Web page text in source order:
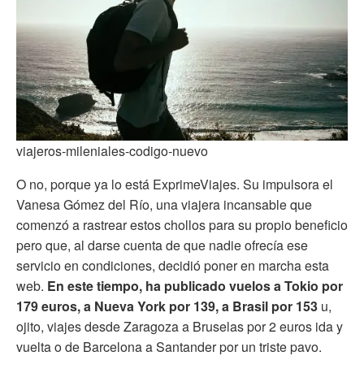
viajeros-mileniales-codigo-nuevo
O no, porque ya lo está ExprimeViajes. Su impulsora el
Vanesa Gómez del Río, una viajera incansable que
comenzó a rastrear estos chollos para su propio beneficio
pero que, al darse cuenta de que nadie ofrecía ese
servicio en condiciones, decidió poner en marcha esta
web. En este tiempo, ha publicado vuelos a Tokio por
179 euros, a Nueva York por 139, a Brasil por 153 u,
ojito, viajes desde Zaragoza a Bruselas por 2 euros ida y
vuelta o de Barcelona a Santander por un triste pavo.